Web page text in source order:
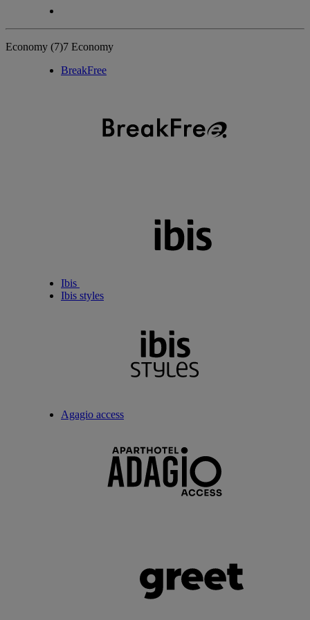
Economy (7)7 Economy
BreakFree
Ibis
Ibis styles
Agagio access